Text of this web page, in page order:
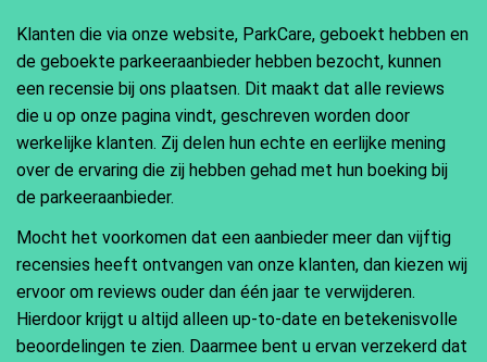
Klanten die via onze website, ParkCare, geboekt hebben en
de geboekte parkeeraanbieder hebben bezocht, kunnen
een recensie bij ons plaatsen. Dit maakt dat alle reviews
die u op onze pagina vindt, geschreven worden door
werkelijke klanten. Zij delen hun echte en eerlijke mening
over de ervaring die zij hebben gehad met hun boeking bij
de parkeeraanbieder.
Mocht het voorkomen dat een aanbieder meer dan vijftig
recensies heeft ontvangen van onze klanten, dan kiezen wij
ervoor om reviews ouder dan één jaar te verwijderen.
Hierdoor krijgt u altijd alleen up-to-date en betekenisvolle
beoordelingen te zien. Daarmee bent u ervan verzekerd dat